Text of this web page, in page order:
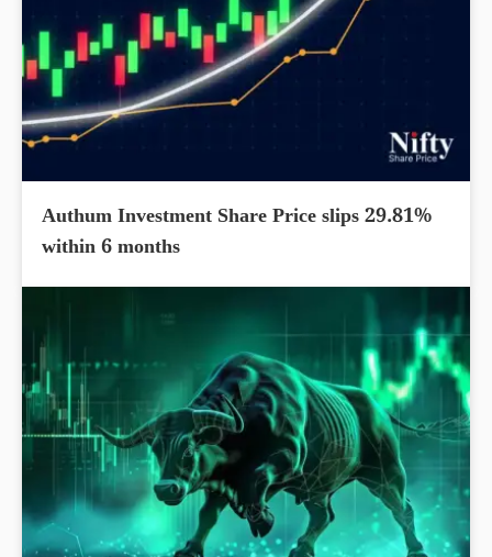
Authum Investment Share Price slips 29.81%
within 6 months